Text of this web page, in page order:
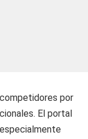
por
El portal